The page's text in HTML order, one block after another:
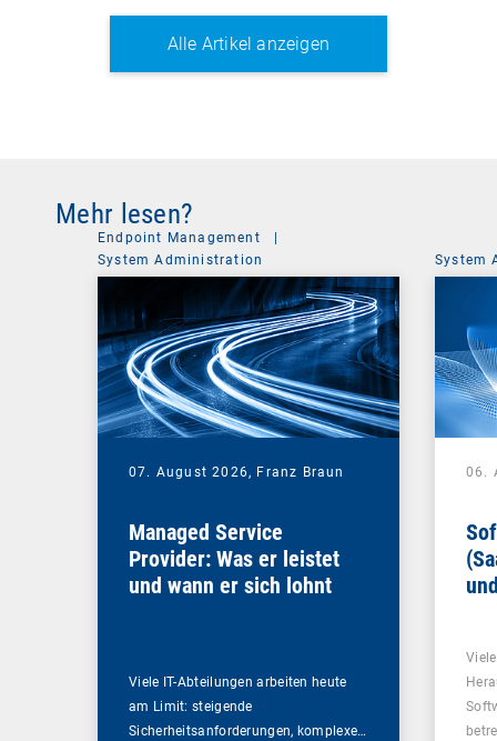
Alle Artikel anzeigen
Mehr lesen?
Endpoint Management
|
System Administration
07. August 2026, Franz Braun
Managed Service
Provider: Was er leistet
und wann er sich lohnt
Viele IT-Abteilungen arbeiten heute
am Limit: steigende
Sicherheitsanforderungen, komplexe…
System
06.